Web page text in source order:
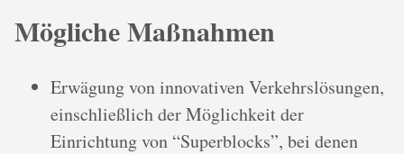
Mögliche Maßnahmen
Erwägung von innovativen Verkehrslösungen,
einschließlich der Möglichkeit der
Einrichtung von “Superblocks”, bei denen